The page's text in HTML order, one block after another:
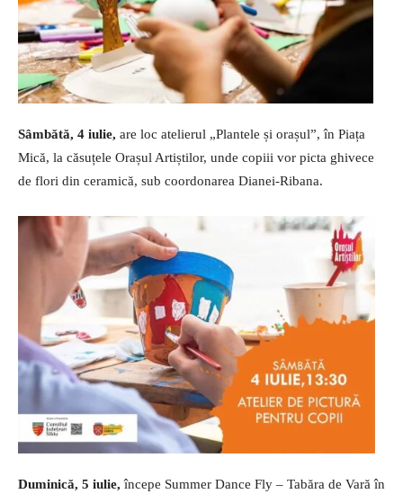
Sâmbătă, 4 iulie, are loc atelierul „Plantele și orașul”, în Piața
Mică, la căsuțele Orașul Artiștilor, unde copiii vor picta ghivece
de flori din ceramică, sub coordonarea Dianei-Ribana.
Duminică, 5 iulie, începe Summer Dance Fly – Tabăra de Vară în